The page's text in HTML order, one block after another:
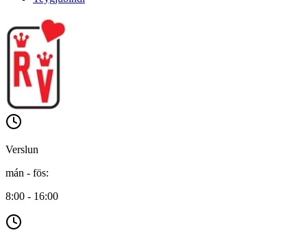
Verslun
mán - fös:
8:00 - 16:00